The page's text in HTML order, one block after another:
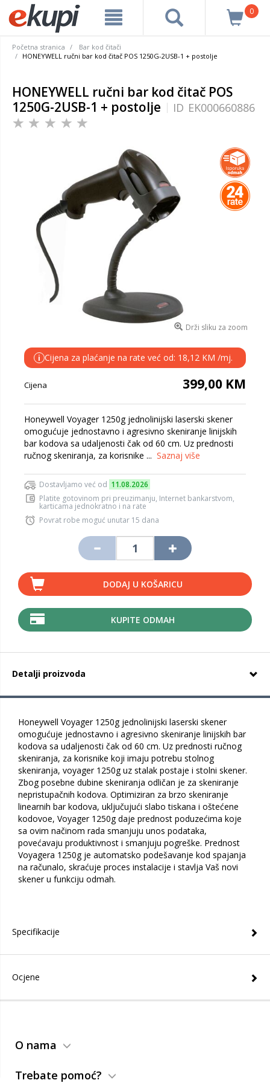
0
Početna stranica
Bar kod čitači
HONEYWELL ručni bar kod čitač POS 1250G-2USB-1 + postolje
HONEYWELL ručni bar kod čitač POS
1250G-2USB-1 + postolje
ID EK000660886
Drži sliku za zoom
i Cijena za plaćanje na rate već od: 18,12 KM /mj.
Cijena 399,00 KM
Honeywell Voyager 1250g jednolinijski laserski skener
omogućuje jednostavno i agresivno skeniranje linijskih
bar kodova sa udaljenosti čak od 60 cm. Uz prednosti
ručnog skeniranja, za korisnike ... Saznaj više
Dostavljamo već od 11.08.2026
Platite gotovinom pri preuzimanju, Internet bankarstvom,
karticama jednokratno i na rate
Povrat robe moguć unutar 15 dana
DODAJ U KOŠARICU
KUPITE ODMAH
Detalji proizvoda
Honeywell Voyager 1250g jednolinijski laserski skener
omogućuje jednostavno i agresivno skeniranje linijskih bar
kodova sa udaljenosti čak od 60 cm. Uz prednosti ručnog
skeniranja, za korisnike koji imaju potrebu stolnog
skeniranja, voyager 1250g uz stalak postaje i stolni skener.
Zbog posebne dubine skeniranja odličan je za skeniranje
nepristupačnih kodova. Optimiziran za brzo skeniranje
linearnih bar kodova, uključujući slabo tiskana i oštećene
kodovoe, Voyager 1250g daje prednost poduzećima koje
sa ovim načinom rada smanjuju unos podataka,
povećavaju produktivnost i smanjuju pogreške. Prednost
Voyagera 1250g je automatsko podešavanje kod spajanja
na računalo, skraćuje proces instalacije i stavlja Vaš novi
skener u funkciju odmah.
Specifikacije
Ocjene
O nama
Trebate pomoć?